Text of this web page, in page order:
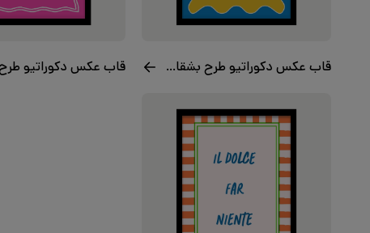
قاب عکس دکوراتیو طرح بشقاب ماهی